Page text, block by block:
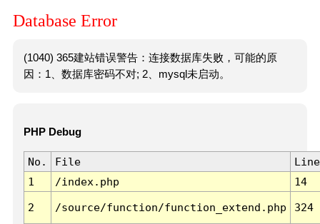
Database Error
(1040) 365建站错误警告：连接数据库失败，可能的原
因：1、数据库密码不对; 2、mysql未启动。
PHP Debug
No. File
Line
1
/index.php 14
2 /source/function/function_extend.php 324